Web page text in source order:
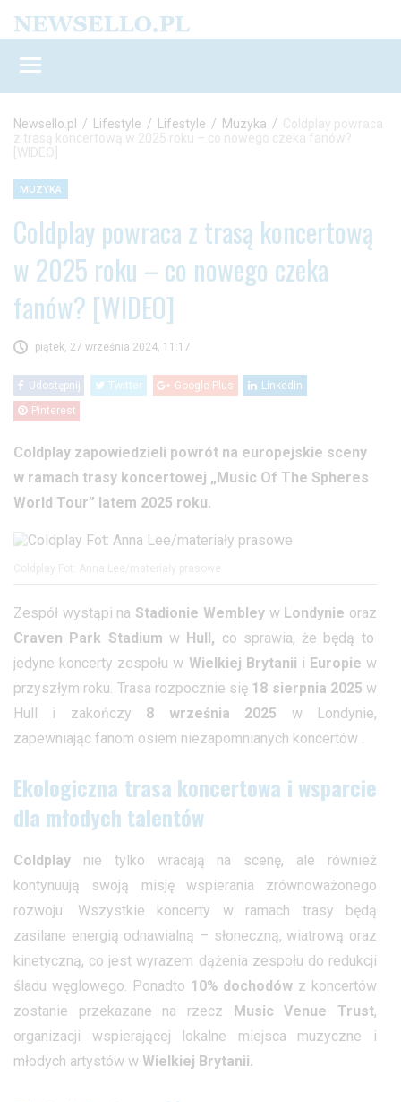
Newsello.pl / Lifestyle / Lifestyle / Muzyka / Coldplay powraca
z trasą koncertową w 2025 roku – co nowego czeka fanów?
[WIDEO]
MUZYKA
Coldplay powraca z trasą koncertową
w 2025 roku – co nowego czeka
fanów? [WIDEO]
piątek, 27 września 2024, 11:17
Udostępnij Twitter Google Plus LinkedIn
Pinterest
Coldplay zapowiedzieli powrót na europejskie sceny
w ramach trasy koncertowej „Music Of The Spheres
World Tour” latem 2025 roku.
Zespół wystąpi na Stadionie Wembleyw Londynie oraz
Craven Park Stadium wHull, co sprawia, że będą to
jedyne koncerty zespołu w Wielkiej Brytanii i Europie w
przyszłym roku. Trasa rozpocznie się 18 sierpnia 2025 w
Hull i zakończy 8 września 2025 w Londynie,
zapewniając fanom osiem niezapomnianych koncertów .
Ekologiczna trasa koncertowa i wsparcie
dla młodych talentów
Coldplay nie tylko wracają na scenę, ale również
kontynuują swoją misję wspierania zrównoważonego
rozwoju. Wszystkie koncerty w ramach trasy będą
zasilane energią odnawialną – słoneczną, wiatrową oraz
kinetyczną, co jest wyrazem dążenia zespołu do redukcji
śladu węglowego. Ponadto 10% dochodów z koncertów
zostanie przekazane na rzecz
Music Venue Trust,
organizacji wspierającej lokalne miejsca muzyczne i
młodych artystów w Wielkiej Brytanii.